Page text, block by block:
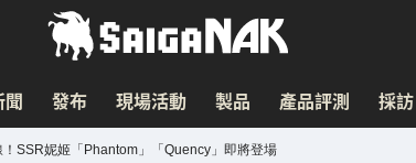
聞 發布 現場活動 製品 產品評測 採訪
SSR妮姬「Phantom」「Quency」即將登場